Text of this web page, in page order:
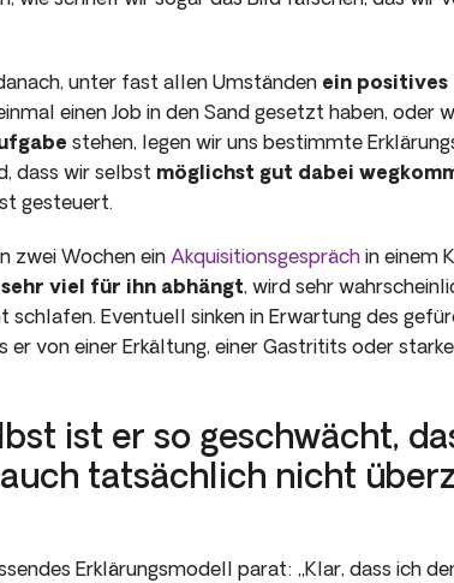
unter fast allen Umständen ein positives
einen Job in den Sand gesetzt haben, oder
stehen, legen wir uns bestimmte
dass wir selbst möglichst gut dabei
gesteuert.
zwei Wochen ein Akquisitionsgespräch in einem
sehr viel für ihn abhängt, wird sehr
Eventuell sinken in Erwartung des
er von einer Erkältung, einer Gastritits oder
ist er so geschwächt,
tatsächlich nicht
Erklärungsmodell parat: „Klar, dass ich